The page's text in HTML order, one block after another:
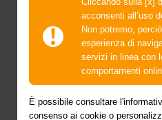
Cliccando sulla [x]
acconsenti all’uso
Non potremo,
esperienza di
servizi in linea con
comportamenti
È possibile consultare
consenso ai cookie o
Scopri come la banca
normativa